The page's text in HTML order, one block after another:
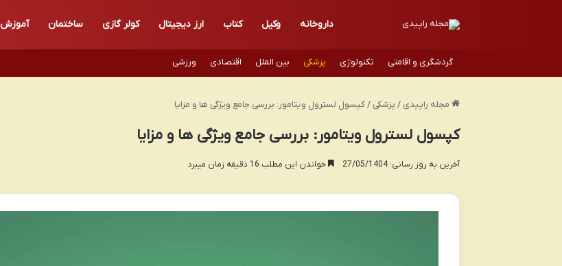
داروخانه وکیل کتاب ارز دیجیتال کولر گازی ساختمان آموزش
گردشگری و اقامتی تکنولوژی پزشکی بین الملل اقتصادی ورزشی
مجله راپیدی / پزشکی / کپسول لسترول ویتامور: بررسی جامع ویژگی ها و مزایا
کپسول لسترول ویتامور: بررسی جامع ویژگی ها و مزایا
آخرین به روز رسانی: 27/05/1404 خواندن این مطلب 16 دقیقه زمان میبرد